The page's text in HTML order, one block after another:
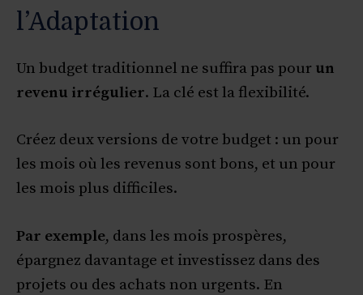
l’Adaptation
Un budget traditionnel ne suffira pas pour un
revenu irrégulier. La clé est la flexibilité.
Créez deux versions de votre budget : un pour
les mois où les revenus sont bons, et un pour
les mois plus difficiles.
Par exemple, dans les mois prospères,
épargnez davantage et investissez dans des
projets ou des achats non urgents. En